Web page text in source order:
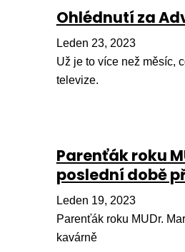
Ohlédnutí za
Leden 23, 2023
Už je to více než měsíc,
televize.
Parenťák roku
poslední době
Leden 19, 2023
Parenťák roku MUDr.
kavárně